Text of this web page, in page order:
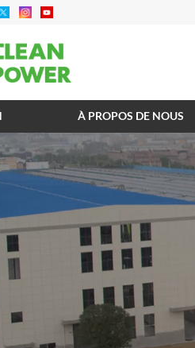
À PROPOS DE NOUS